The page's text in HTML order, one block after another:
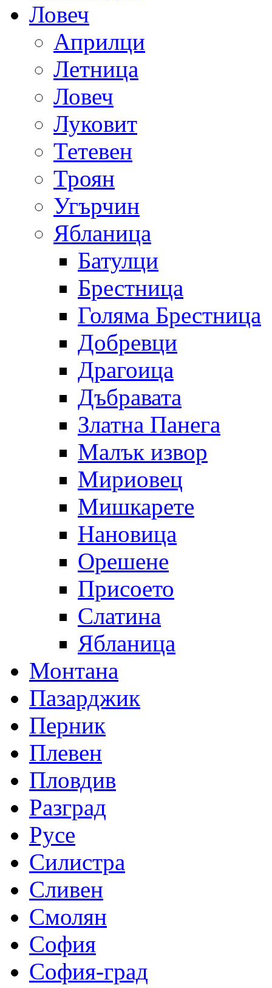
Ловеч
Априлци
Летница
Ловеч
Луковит
Тетевен
Троян
Угърчин
Ябланица
Батулци
Брестница
Голяма Брестница
Добревци
Драгоица
Дъбравата
Златна Панега
Малък извор
Мириовец
Мишкарете
Нановица
Орешене
Присоето
Слатина
Ябланица
Монтана
Пазарджик
Перник
Плевен
Пловдив
Разград
Русе
Силистра
Сливен
Смолян
София
София-град